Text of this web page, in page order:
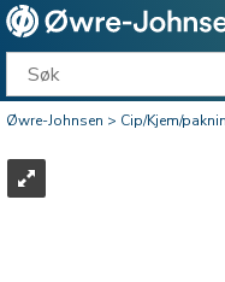
Øwre-Johnsen>Cip/Kjem/